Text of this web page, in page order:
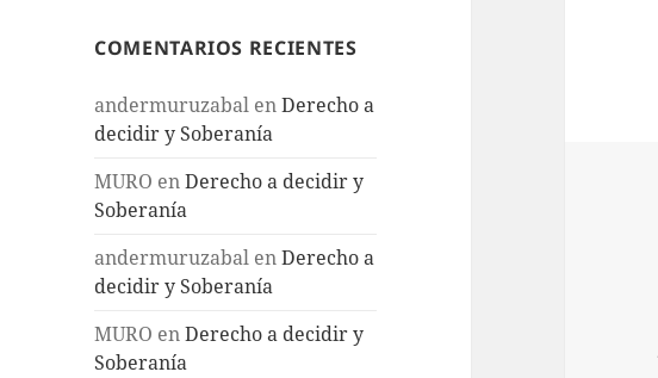
COMENTARIOS RECIENTES
andermuruzabal enDerecho a
decidir y Soberanía
MURO enDerecho a decidir y
Soberanía
andermuruzabal enDerecho a
decidir y Soberanía
MURO enDerecho a decidir y
Soberanía